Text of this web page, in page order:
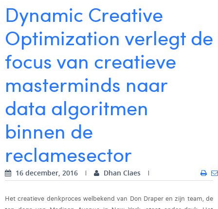
Camille Servais
Charlie Deschamps
Dhan Claes
Diane Tremouroux
Edouard Polet
Elio Civalleri
Eliott Pousset
Glenn Vanderlinden
Hanne Van Loock
Janne Beke
Certificeringen
Digital Business Analyst
Digital Business Consultant NL
Digital Business Intern
Dynamic Creative
Optimization verlegt de
focus van creatieve
masterminds naar
data algoritmen
binnen de
reclamesector
16 december, 2016 Dhan Claes
Het creatieve denkproces welbekend van Don Draper en zijn team, de